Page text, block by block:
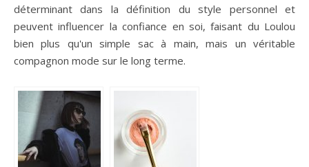
déterminant dans la définition du style personnel et
peuvent influencer la confiance en soi, faisant du Loulou
bien plus qu'un simple sac à main, mais un véritable
compagnon mode sur le long terme.